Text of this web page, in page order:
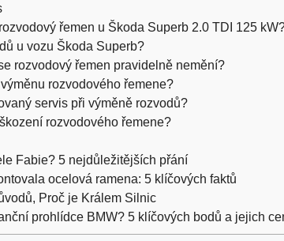
řemen u Škoda Superb 2.0 TDI 125
u vozu Škoda Superb?
rozvodový řemen pravidelně nemění?
rozvodového řemene?
servis při výměně rozvodů?
rozvodového řemene?
Fabie? 5 nejdůležitějších přání
ocelová ramena: 5 klíčových faktů
Proč je Králem Silnic
prohlídce BMW? 5 klíčových bodů a jejich